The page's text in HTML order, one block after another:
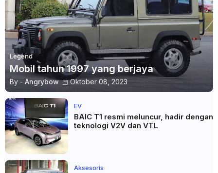
Legend
Mobil tahun 1997 yang berjaya
By - Angrybow Oktober 08, 2023
EV
BAIC T1 resmi meluncur, hadir dengan
teknologi V2V dan VTL
Aksesoris